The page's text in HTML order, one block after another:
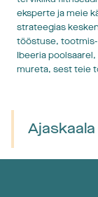
eksperte ja meie
strateegias
tööstuse, tootmis-
Ibeeria
mureta, sest teie
Ajaskaala